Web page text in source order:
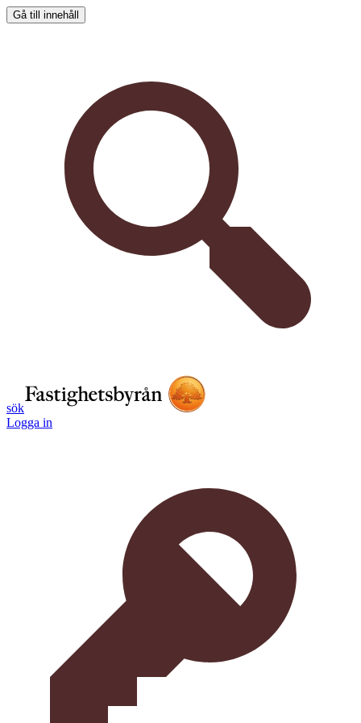
Gå till innehåll
sök
Logga in